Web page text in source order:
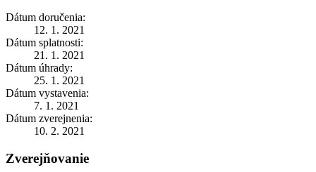
Dátum doručenia:
12. 1. 2021
Dátum splatnosti:
21. 1. 2021
Dátum úhrady:
25. 1. 2021
Dátum vystavenia:
7. 1. 2021
Dátum zverejnenia:
10. 2. 2021
Zverejňovanie